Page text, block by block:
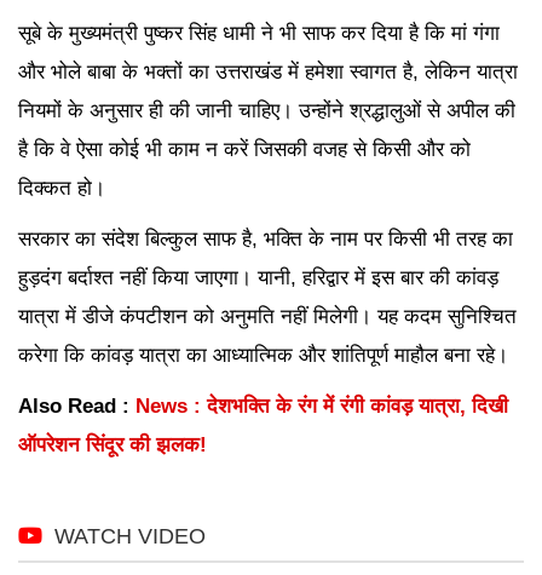
सूबे के मुख्यमंत्री पुष्कर सिंह धामी ने भी साफ कर दिया है कि मां गंगा
और भोले बाबा के भक्तों का उत्तराखंड में हमेशा स्वागत है, लेकिन यात्रा
नियमों के अनुसार ही की जानी चाहिए। उन्होंने श्रद्धालुओं से अपील की
है कि वे ऐसा कोई भी काम न करें जिसकी वजह से किसी और को
दिक्कत हो।
सरकार का संदेश बिल्कुल साफ है, भक्ति के नाम पर किसी भी तरह का
हुड़दंग बर्दाश्त नहीं किया जाएगा। यानी, हरिद्वार में इस बार की कांवड़
यात्रा में डीजे कंपटीशन को अनुमति नहीं मिलेगी। यह कदम सुनिश्चित
करेगा कि कांवड़ यात्रा का आध्यात्मिक और शांतिपूर्ण माहौल बना रहे।
Also Read : News : देशभक्ति के रंग में रंगी कांवड़ यात्रा, दिखी
ऑपरेशन सिंदूर की झलक!
WATCH VIDEO